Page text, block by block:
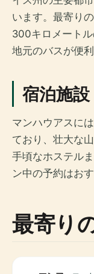
います。最寄り
300キロメート
地元のバスが便
宿泊施設
マンハウアスに
ており、壮大な
手頃なホステル
ン中の予約はおす
最寄り